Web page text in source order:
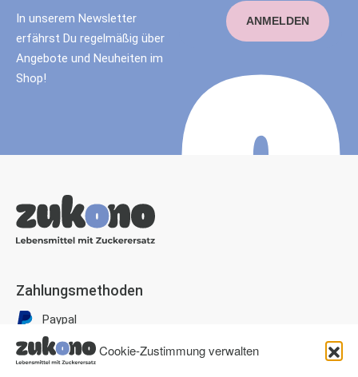
Cookie-Zustimmung verwalten
In unserem Newsletter
erfährst Du regelmäßig über
Angebote und Neuheiten im
Shop!
ANMELDEN
Zahlungsmethoden
Paypal
Visa
Mastercard